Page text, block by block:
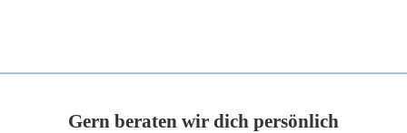
Gern beraten wir dich persönlich